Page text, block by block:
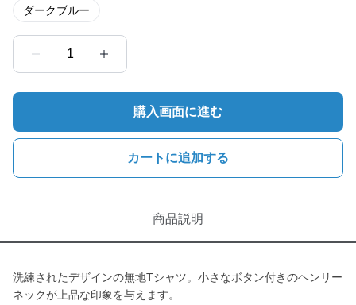
ダークブルー
1
購入画面に進む
カートに追加する
商品説明
洗練されたデザインの無地Tシャツ。小さなボタン付きのヘンリー
ネックが上品な印象を与えます。